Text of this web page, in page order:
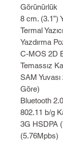
Görünürlük
8 cm. (3.1”)
Termal Yazıcı
Yazdırma
C-MOS 2D
Temassız
SAM
Göre)
Bluetooth
802.11 b/g
3G HSDPA
(5.76Mpbs)